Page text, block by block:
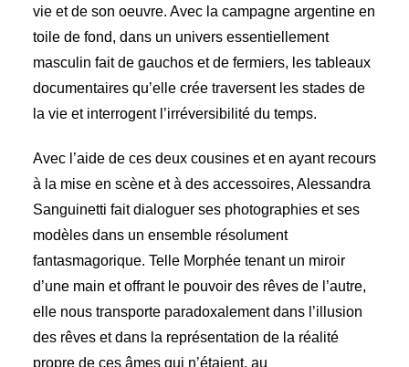
vie et de son oeuvre. Avec la campagne argentine en
toile de fond, dans un univers essentiellement
masculin fait de gauchos et de fermiers, les tableaux
documentaires qu’elle crée traversent les stades de
la vie et interrogent l’irréversibilité du temps.
Avec l’aide de ces deux cousines et en ayant recours
à la mise en scène et à des accessoires, Alessandra
Sanguinetti fait dialoguer ses photographies et ses
modèles dans un ensemble résolument
fantasmagorique. Telle Morphée tenant un miroir
d’une main et offrant le pouvoir des rêves de l’autre,
elle nous transporte paradoxalement dans l’illusion
des rêves et dans la représentation de la réalité
propre de ces âmes qui n’étaient, au